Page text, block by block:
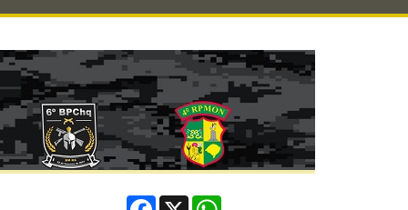
Facebook
X WhatsApp